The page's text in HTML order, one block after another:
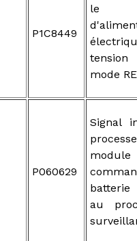
P1C8449
le
tension
mode
P060629
Signal
batterie
au